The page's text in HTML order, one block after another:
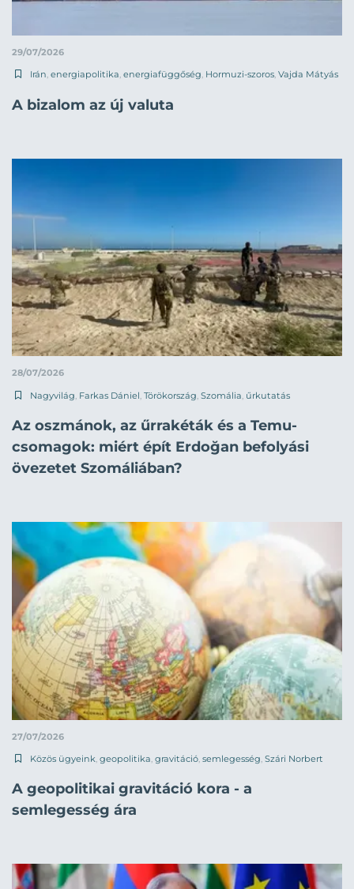
29/07/2026
Irán, energiapolitika, energiafüggőség, Hormuzi-szoros, Vajda Mátyás
A bizalom az új valuta
28/07/2026
Nagyvilág Farkas Dániel Törökország Szomália űrkutatás
Az oszmánok, az űrrakéták és a Temu-
csomagok: miért épít Erdoğan befolyási
övezetet Szomáliában?
27/07/2026
Közös ügyeink geopolitika gravitáció semlegesség Szári Norbert
A geopolitikai gravitáció kora - a
semlegesség ára